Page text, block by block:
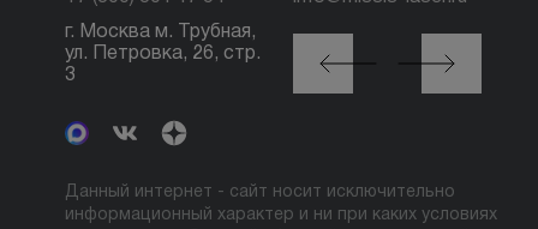
г. Москва м. Трубная,
ул. Петровка, 26, стр.
3
г. Москва м./МЦК
Автозаводская, ул.
Сайкина, 19
Данный интернет - сайт носит исключительно
информационный характер и ни при каких условиях